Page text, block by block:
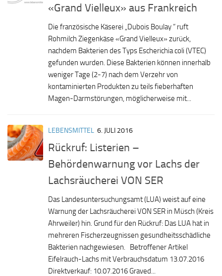
«Grand Vielleux» aus Frankreich
Die französische Käserei „Dubois Boulay “ ruft
Rohmilch Ziegenkäse «Grand Vielleux» zurück,
nachdem Bakterien des Typs Escherichia coli (VTEC)
gefunden wurden. Diese Bakterien können innerhalb
weniger Tage (2-7) nach dem Verzehr von
kontaminierten Produkten zu teils fieberhaften
Magen-Darmstörungen, möglicherweise mit...
LEBENSMITTEL 6. JULI 2016
Rückruf: Listerien –
Behördenwarnung vor Lachs der
Lachsräucherei VON SER
Das Landesuntersuchungsamt (LUA) weist auf eine
Warnung der Lachsräucherei VON SER in Müsch (Kreis
Ahrweiler) hin. Grund für den Rückruf: Das LUA hat in
mehreren Fischerzeugnissen gesundheitsschädliche
Bakterien nachgewiesen. Betroffener Artikel
Eifelrauch-Lachs mit Verbrauchsdatum 13.07.2016
Direktverkauf: 10.07.2016 Graved...